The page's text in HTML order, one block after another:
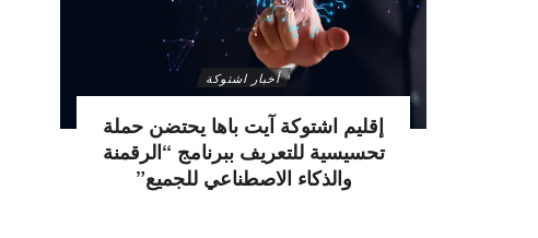
أخبار اشتوكة
إقليم اشتوكة آيت باها يحتضن حملة
تحسيسية للتعريف ببرنامج “الرقمنة
والذكاء الاصطناعي للجميع”